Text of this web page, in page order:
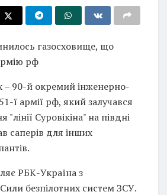
газосховище, що
рф
– 90-й окремий інженерно-
ї армії рф, який залучався
Суровікіна" на півдні
саперів для інших
РБК-Україна з
безпілотних систем ЗСУ.